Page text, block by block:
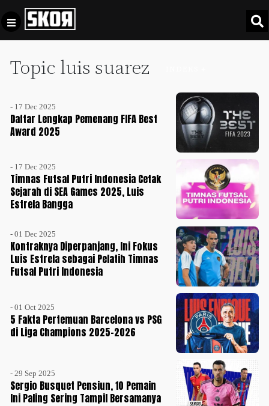
Topic luis suarez
- 17 Dec 2025
Daftar Lengkap Pemenang FIFA Best
Award 2025
- 17 Dec 2025
Timnas Futsal Putri Indonesia Cetak
Sejarah di SEA Games 2025, Luis
Estrela Bangga
- 01 Dec 2025
Kontraknya Diperpanjang, Ini Fokus
Luis Estrela sebagai Pelatih Timnas
Futsal Putri Indonesia
- 01 Oct 2025
5 Fakta Pertemuan Barcelona vs PSG
di Liga Champions 2025-2026
- 29 Sep 2025
Sergio Busquet Pensiun, 10 Pemain
Ini Paling Sering Tampil Bersamanya
Football +
Culture
Timnas
Indonesia
SPECIAL
Video
Privacy
Pedoman
Pemberitaan
Media
Disclaimer
Tentang